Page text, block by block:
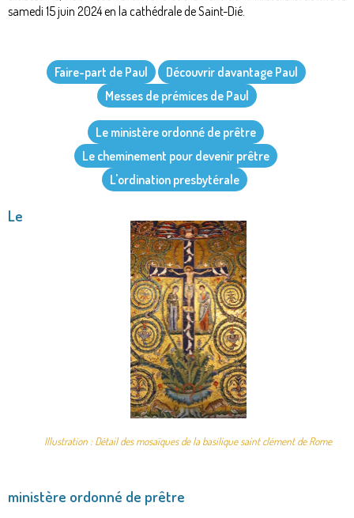
samedi 15 juin 2024 en la cathédrale de Saint-Dié.
Faire-part de Paul
Découvrir davantage Paul
Messes de prémices de Paul
Le ministère ordonné de prêtre
Le cheminement pour devenir prêtre
L'ordination presbytérale
Illustration : Détail des mosaïques de la basilique saint clément de Rome
Le
ministère ordonné de prêtre